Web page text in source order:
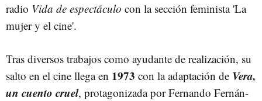
radio Vida de espectáculo con la sección feminista 'La
mujer y el cine'.
Tras diversos trabajos como ayudante de realización, su
salto en el cine llega en 1973 con la adaptación de Vera,
un cuento cruel, protagonizada por Fernando Fernán-